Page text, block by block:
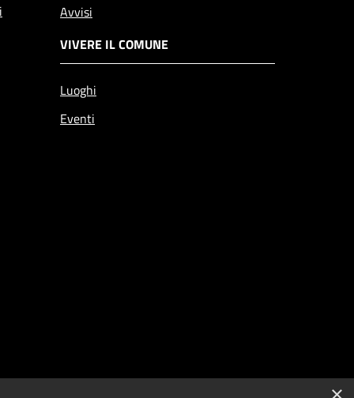
Avvisi
VIVERE IL COMUNE
Luoghi
Eventi